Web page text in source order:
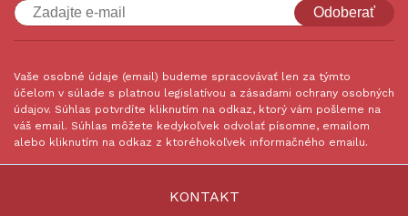
Odoberať
Vaše osobné údaje (email) budeme spracovávať len za týmto
účelom v súlade s platnou legislatívou a zásadami ochrany osobných
údajov. Súhlas potvrdíte kliknutím na odkaz, ktorý vám pošleme na
váš email. Súhlas môžete kedykoľvek odvolať písomne, emailom
alebo kliknutím na odkaz z ktoréhokoľvek informačného emailu.
KONTAKT